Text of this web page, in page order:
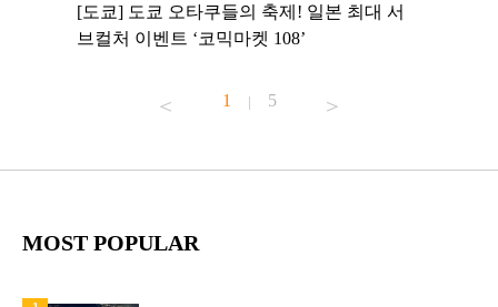
[도쿄] 도쿄 오타쿠들의 축제! 일본 최대 서
브컬처 이벤트 ‘코믹마켓 108’
1 | 5
MOST POPULAR